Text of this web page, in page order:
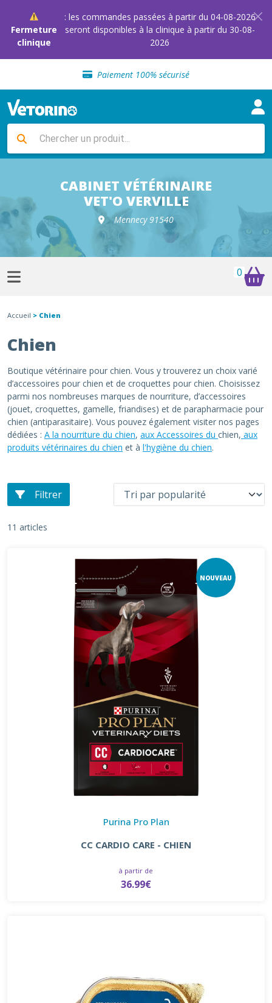
Fermeture
clinique
: les commandes passées à partir du 04-08-2026
seront disponibles à la clinique à partir du 30-08-
2026
Sélection de croquettes vétérinaire
Paiement 100% sécurisé
Livraison gratuite en clinique vétérinaire
Sélection de croquettes vétérinaire
Livraison gratuite en clinique vétérinaire
Retour gratuit en clinique
CABINET VÉTÉRINAIRE
VET'O VERVILLE
Mennecy 91540
0
Accueil > Chien
Chien
Boutique vétérinaire pour chien. Vous y trouverez un choix varié
d’accessoires pour chien et de croquettes pour chien. Choisissez
parmi nos nombreuses marques de nourriture, d’accessoires
(jouet, croquettes, gamelle, friandises) et de parapharmacie pour
chien (antiparasitaire). Vous pouvez également visiter nos pages
dédiées : A la nourriture du chien, aux Accessoires du chien, aux
produits vétérinaires du chien et à l'hygiène du chien.
Filtrer
11 articles
NOUVEAU
Purina Pro Plan
CC CARDIO CARE - CHIEN
à partir de
36.99€